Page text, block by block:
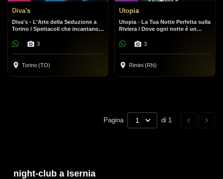
Diva's
Diva's - L'Arte della Seduzione a
Torino / Spettacoli che incantano,
3
Torino (TO)
Utopia
Utopia - La Tua Notte Perfetta sulla
Riviera / Dove ogni notte è un
3
Rimini (RN)
Pagina 1 di 1
night-club a Isernia